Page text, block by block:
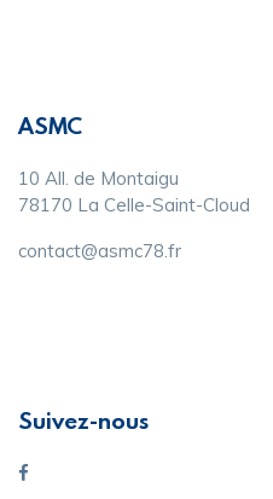
ASMC
10 All. de Montaigu
78170 La Celle-Saint-Cloud
contact@asmc78.fr
Suivez-nous